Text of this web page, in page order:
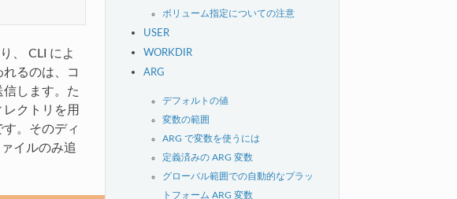
ボリューム指定についての注意
USER
WORKDIR
ARG
デフォルトの値
変数の範囲
ARG で変数を使うには
定義済みの ARG 変数
グローバル範囲での自動的なプラッ
トフォーム ARG 変数
、 CLI によ
るのは、コ
します。た
クトリを用
。そのディ
イルのみ追